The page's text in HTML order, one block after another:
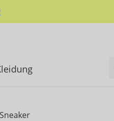
Sneaker